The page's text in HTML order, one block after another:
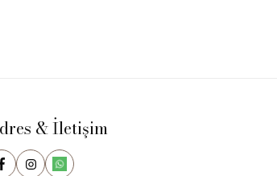
& İletişim
FacebookInstagramWhatsApp